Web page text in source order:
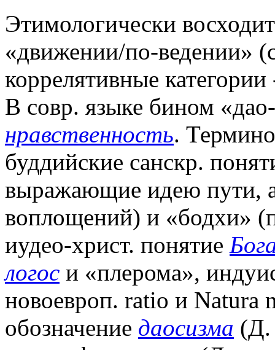
Этимологически
«движении/по-ведении»
коррелятивные
В совр. языке бином
нравственность.
буддийские санскр.
выражающие идею пути,
воплощений) и «бодхи»
иудео-христ. понятие
логос и «плерома»,
новоевроп. ratio и Natura
обозначение даосизма (Д.